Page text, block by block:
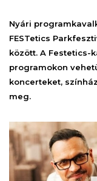
Nyári
FESTetics
között. A Festetics-
programokon
koncerteket,
meg.